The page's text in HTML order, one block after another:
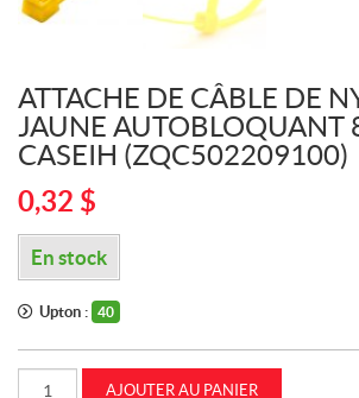
ATTACHE DE CÂBLE DE
JAUNE AUTOBLOQUANT
CASEIH (ZQC502209100)
0,32 $
En stock
Upton : 40
AJOUTER AU PANIER